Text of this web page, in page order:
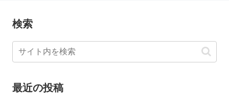
検索
最近の投稿